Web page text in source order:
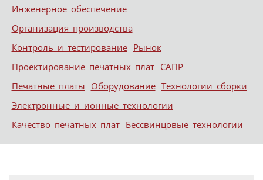
Меню
Skip to content
Инженерное обеспечение
Организация производства
Контроль и тестирование Рынок
Проектирование печатных плат САПР
Печатные платы Оборудование Технологии сборки
Электронные и ионные технологии
Качество печатных плат Бессвинцовые технологии